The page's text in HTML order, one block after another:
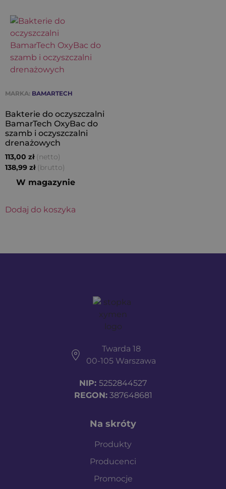
MARKA: BAMARTECH
Bakterie do oczyszczalni
BamarTech OxyBac do
szamb i oczyszczalni
drenażowych
113,00 zł (netto)
138,99 zł (brutto)
W magazynie
Dodaj do koszyka
Twarda 18
00-105 Warszawa
NIP: 5252844527
REGON:387648681
Na skróty
Produkty
Producenci
Promocje